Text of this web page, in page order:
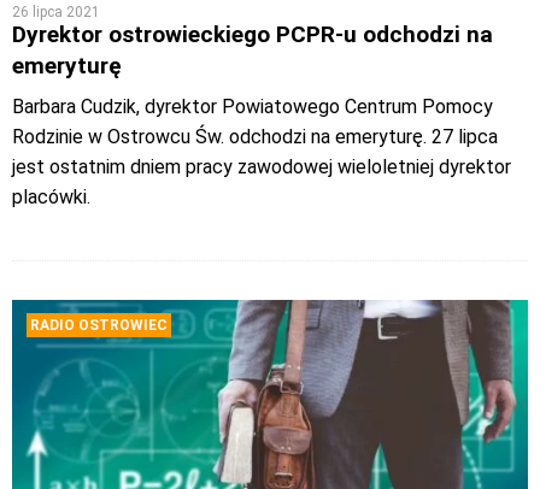
26 lipca 2021
Dyrektor ostrowieckiego PCPR-u odchodzi na
emeryturę
Barbara Cudzik, dyrektor Powiatowego Centrum Pomocy
Rodzinie w Ostrowcu Św. odchodzi na emeryturę. 27 lipca
jest ostatnim dniem pracy zawodowej wieloletniej dyrektor
placówki.
RADIO OSTROWIEC